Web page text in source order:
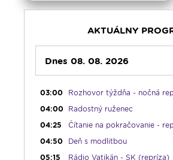
AKTUÁLNY
Dnes 08. 08. 2026
Predel do nového dňa
00:01
Fujarôčka moja - repríza
01:30
Výber z pápežských encyklík
02:00 Počúvaj srdcom - repríza
03:00
Rozhovor týždňa - nočná
04:00
Radostný ruženec
04:25
Čítanie na pokračovanie -
04:50
Deň s modlitbou
05:15
Rádio Vatikán - SK (repríza)